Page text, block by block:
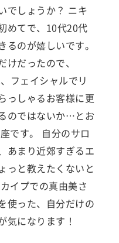
でしょうか？ ニキ
めてで、10代20代
のが嬉しいです。
だったので、
フェイシャルでリ
っしゃるお客様に更
のではないか…とお
です。 自分のサロ
あまり近郊すぎるエ
っと教えたくないと
イプでの真由美さ
使った、自分だけの
気になります！